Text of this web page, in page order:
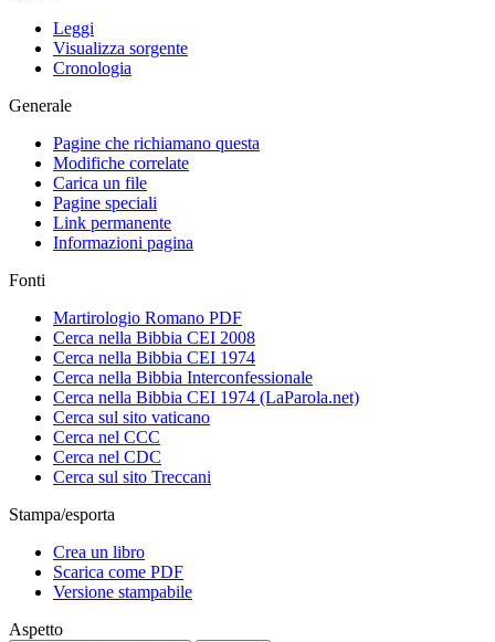
Leggi
Visualizza sorgente
Cronologia
Generale
Pagine che richiamano questa
Modifiche correlate
Carica un file
Pagine speciali
Link permanente
Informazioni pagina
Fonti
Martirologio Romano PDF
Cerca nella Bibbia CEI 2008
Cerca nella Bibbia CEI 1974
Cerca nella Bibbia Interconfessionale
Cerca nella Bibbia CEI 1974 (LaParola.net)
Cerca sul sito vaticano
Cerca nel CCC
Cerca nel CDC
Cerca sul sito Treccani
Stampa/esporta
Crea un libro
Scarica come PDF
Versione stampabile
Aspetto